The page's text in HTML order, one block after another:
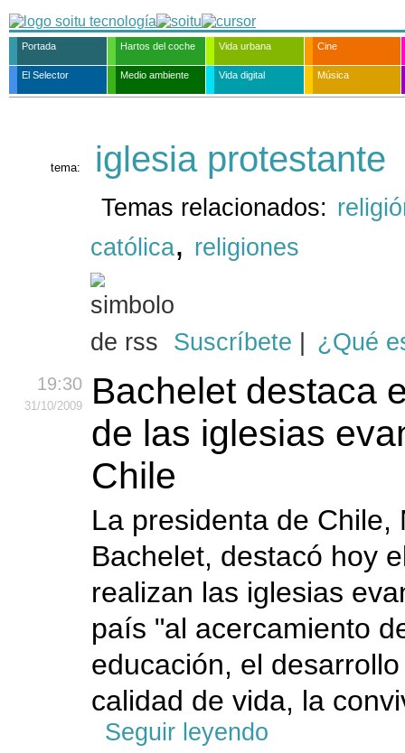
Portada Hartos del coche Vida urbana Cine
El Selector Medio ambiente Vida digital Música
tema: iglesia protestante
Temas relacionados:
católica, religiones
Suscríbete ¿Qué
19:30
31/10/2009
Bachelet destaca
de las iglesias
Chile
La presidenta de Chile,
Bachelet, destacó hoy
realizan las iglesias
país "al acercamiento
educación, el
calidad de vida, la
Seguir leyendo